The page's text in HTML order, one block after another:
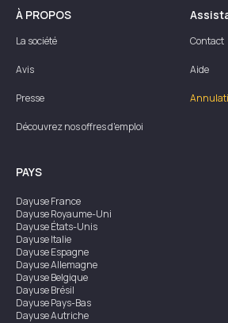
À PROPOS
La société
Avis
Presse
Découvrez nos offres d'emploi
Contact
Aide
PAYS
DayuseFrance
DayuseRoyaume-Uni
DayuseÉtats-Unis
DayuseItalie
DayuseEspagne
DayuseAllemagne
DayuseBelgique
DayuseBrésil
DayusePays-Bas
DayuseAutriche